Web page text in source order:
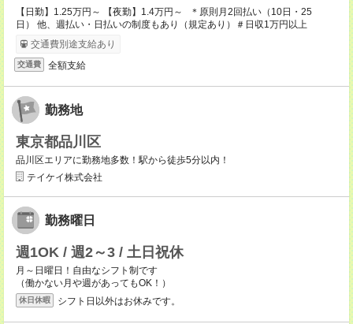
【日勤】1.25万円～ 【夜勤】1.4万円～ ＊原則月2回払い（10日・25
日） 他、週払い・日払いの制度もあり（規定あり）＃日収1万円以上
交通費別途支給あり
交通費 全額支給
勤務地
東京都品川区
品川区エリアに勤務地多数！駅から徒歩5分以内！
テイケイ株式会社
勤務曜日
週1OK / 週2～3 / 土日祝休
月～日曜日！自由なシフト制です
（働かない月や週があってもOK！）
休日休暇 シフト日以外はお休みです。